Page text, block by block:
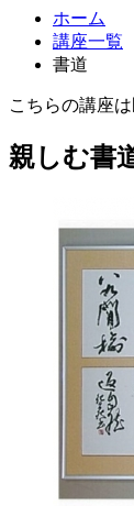
ホーム
講座一覧
書道
こちらの講座
親しむ